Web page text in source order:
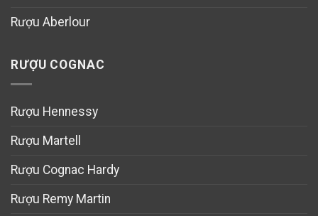
Rượu Aberlour
RƯỢU COGNAC
Rượu Hennessy
Rượu Martell
Rượu Cognac Hardy
Rượu Remy Martin